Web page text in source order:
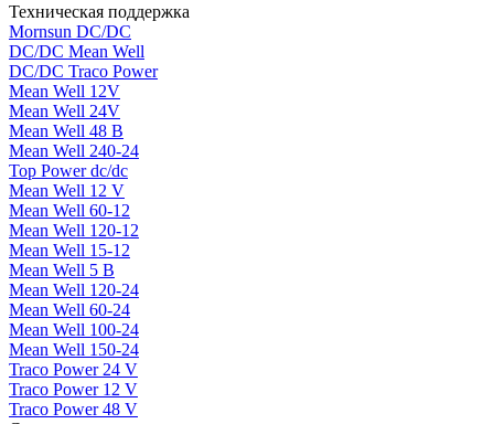
Техническая поддержка
Mornsun DC/DC
DC/DC Mean Well
DC/DC Traco Power
Mean Well 12V
Mean Well 24V
Mean Well 48 В
Mean Well 240-24
Top Power dc/dc
Mean Well 12 V
Mean Well 60-12
Mean Well 120-12
Mean Well 15-12
Mean Well 5 В
Mean Well 120-24
Mean Well 60-24
Mean Well 100-24
Mean Well 150-24
Traco Power 24 V
Traco Power 12 V
Traco Power 48 V